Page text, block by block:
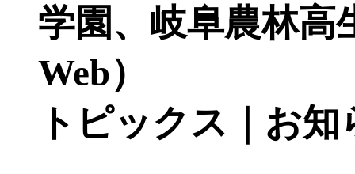
学園、岐阜農林高
Web）
トピックス｜お知